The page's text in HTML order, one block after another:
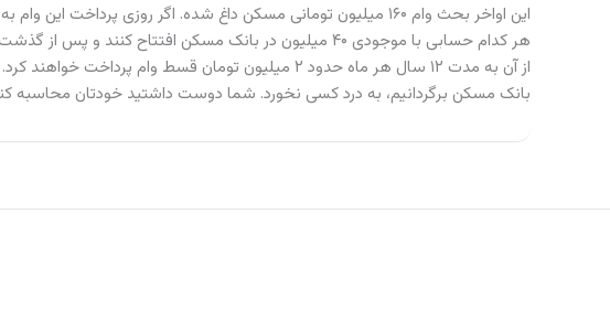
این اواخر بحث وام ۱۶۰ میلیون تومانی مسکن داغ شده. اگر روزی
از آن به مدت ۱۲ سال هر ماه حدود ۲ میلیون تومان قسط
بانک مسکن برگردانیم، به درد کسی نخورد. شما دوست داشتید خودتان محاسبه